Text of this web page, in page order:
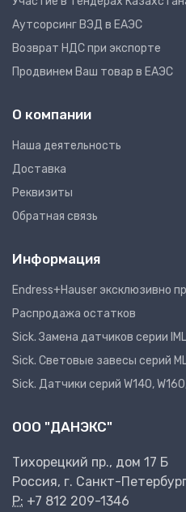
Аутсорсинг ВЭД в ЕАЭС
Возврат НДС при экспорте
Продвинем Ваш товар в ЕАЭС
О компании
Наша деятельность
Доставка
Реквизиты
Обратная связь
Информация
Endress+Hauser эксклюзивно
Распродажа остатков
Sick. Замена датчиков серии
Sick. Световые завесы серий
Sick. Датчики серий W140, W160,
ООО "ДАНЭКС"
Тихорецкий пр., дом 17 Б
Россия, г. Санкт-
P: +7 812 209-1346